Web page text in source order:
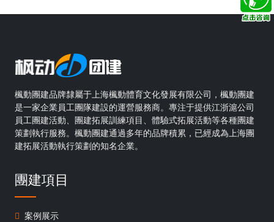
楓動團建品牌隸屬于上海楓動體育文化發展有限公司，楓動團建
是一家企業員工團隊建設的運營服務商。專注于提供江浙滬公司
員工團建活動、團建拓展訓練項目、體驗式拓展活動等各種團建
策劃執行服務。楓動團建通過多年的品牌積累，已經成為上海團
建拓展活動執行策劃的知名企業。
團建項目
案例展示